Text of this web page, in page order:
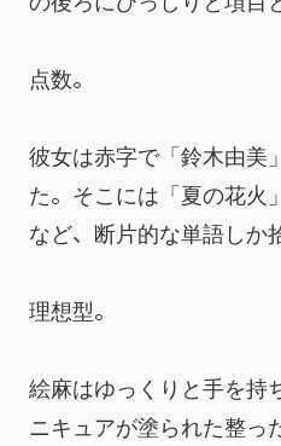
点数。
彼女は赤字で「鈴木由美
た。そこには「夏の花火
など、断片的な単語しか
理想型。
絵麻はゆっくりと手を持
ニキュアが塗られた整っ